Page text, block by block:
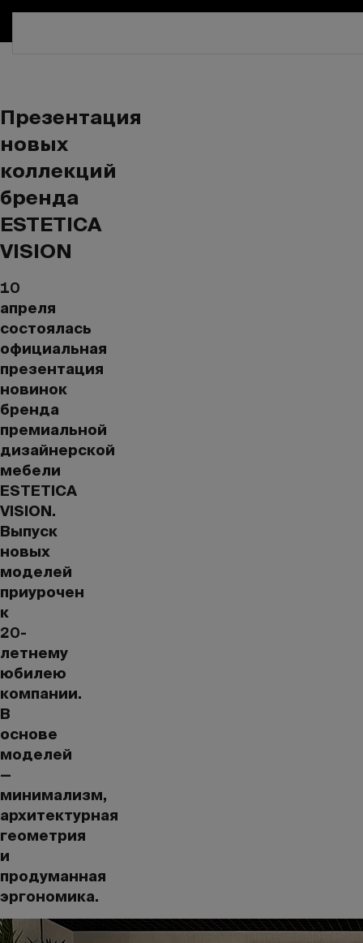
Презентация
новых
коллекций
бренда
ESTETICA
VISION
10
апреля
состоялась
официальная
презентация
новинок
бренда
премиальной
дизайнерской
мебели
ESTETICA
VISION.
Выпуск
новых
моделей
приурочен
к
20-
летнему
юбилею
компании.
В
основе
моделей
—
минимализм,
архитектурная
геометрия
и
продуманная
эргономика.